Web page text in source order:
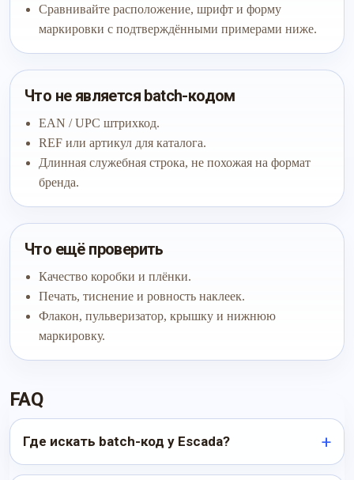
Сравнивайте расположение, шрифт и форму
маркировки с подтверждёнными примерами ниже.
Что не является batch-кодом
EAN / UPC штрихкод.
REF или артикул для каталога.
Длинная служебная строка, не похожая на формат
бренда.
Что ещё проверить
Качество коробки и плёнки.
Печать, тиснение и ровность наклеек.
Флакон, пульверизатор, крышку и нижнюю
маркировку.
FAQ
Где искать batch-код у Escada?